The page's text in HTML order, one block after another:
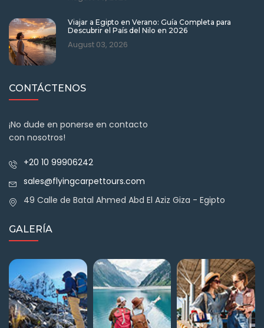
Viajar a Egipto en Verano: Guía Completa para
Descubrir el País del Nilo en 2026
August 03, 2026
CONTÁCTENOS
¡No dude en ponerse en contacto
con nosotros!
+20 10 99906242
sales@flyingcarpettours.com
49 Calle de Batal Ahmed Abd El Aziz Giza - Egipto
GALERÍA